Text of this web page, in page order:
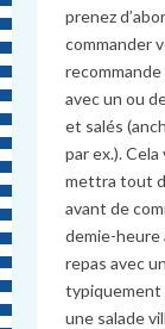
prenez
commander
avec un ou
et salés
par ex.).
mettra tout
avant de
demie-heure
repas avec
typiquement
une salade